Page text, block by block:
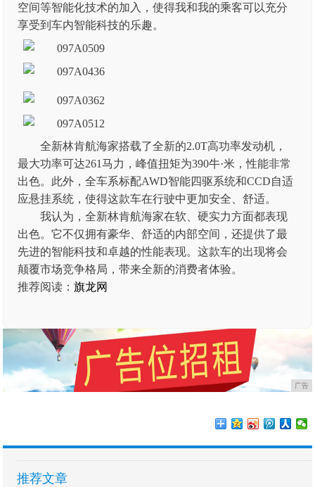
空间等智能化技术的加入，使得我和我的乘客可以充分
享受到车内智能科技的乐趣。
全新林肯航海家搭载了全新的2.0T高功率发动机，
最大功率可达261马力，峰值扭矩为390牛·米，性能非常
出色。此外，全车系标配AWD智能四驱系统和CCD自适
应悬挂系统，使得这款车在行驶中更加安全、舒适。
我认为，全新林肯航海家在软、硬实力方面都表现
出色。它不仅拥有豪华、舒适的内部空间，还提供了最
先进的智能科技和卓越的性能表现。这款车的出现将会
颠覆市场竞争格局，带来全新的消费者体验。
推荐阅读：旗龙网
广告
推荐文章